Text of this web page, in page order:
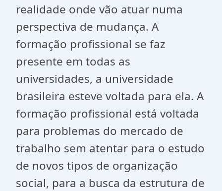
realidade onde vão atuar numa
perspectiva de mudança. A
formação profissional se faz
presente em todas as
universidades, a universidade
brasileira esteve voltada para ela. A
formação profissional está voltada
para problemas do mercado de
trabalho sem atentar para o estudo
de novos tipos de organização
social, para a busca da estrutura de